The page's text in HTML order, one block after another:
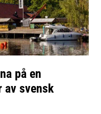
på en
av svensk